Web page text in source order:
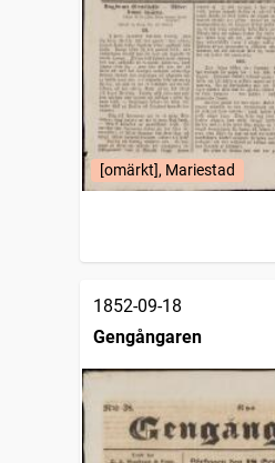
[omärkt], Mariestad
1852-09-18
Gengångaren